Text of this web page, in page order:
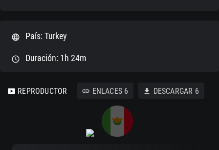
language País: Turkey
schedule Duración: 1h 24m
smart_display REPRODUCTOR link ENLACES 6 download DESCARGAR 6